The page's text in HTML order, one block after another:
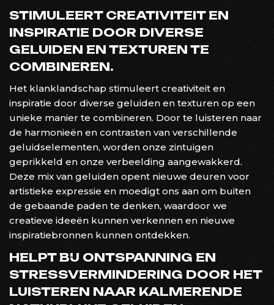
STIMULEERT CREATIVITEIT EN
INSPIRATIE DOOR DIVERSE
GELUIDEN EN TEXTUREN TE
COMBINEREN.
Het klanklandschap stimuleert creativiteit en
inspiratie door diverse geluiden en texturen op een
unieke manier te combineren. Door te luisteren naar
de harmonieën en contrasten van verschillende
geluidselementen, worden onze zintuigen
geprikkeld en onze verbeelding aangewakkerd.
Deze mix van geluiden opent nieuwe deuren voor
artistieke expressie en moedigt ons aan om buiten
de gebaande paden te denken, waardoor we
creatieve ideeën kunnen verkennen en nieuwe
inspiratiebronnen kunnen ontdekken.
HELPT BIJ ONTSPANNING EN
STRESSVERMINDERING DOOR HET
LUISTEREN NAAR KALMERENDE